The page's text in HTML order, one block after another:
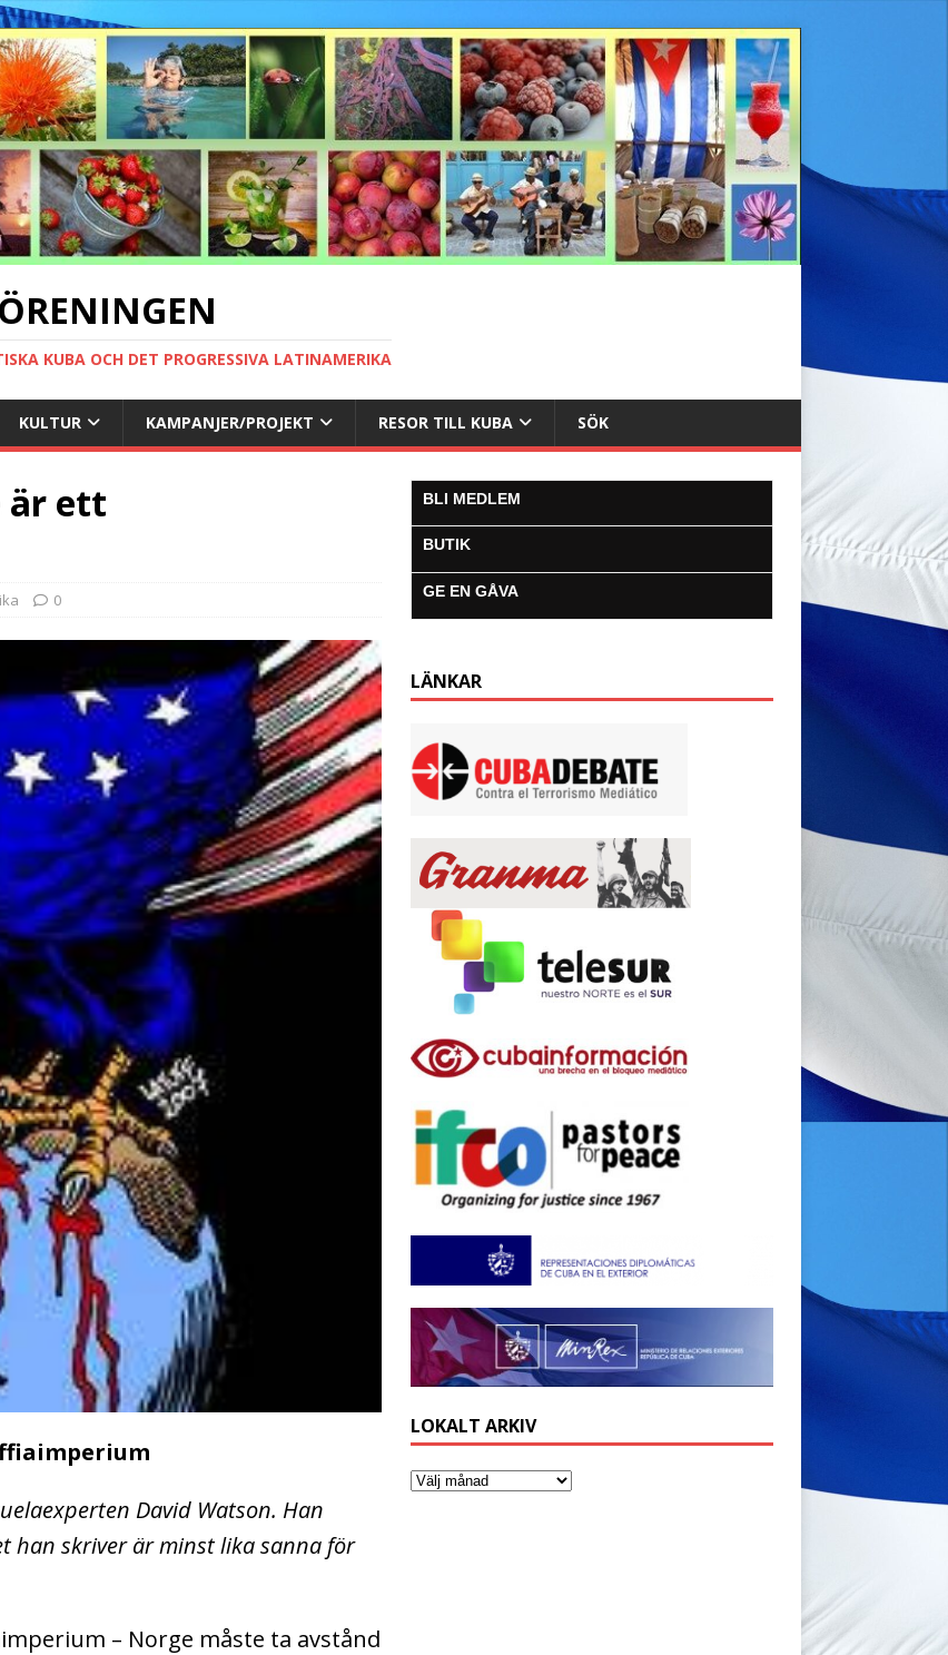
KUBA OCH DET PROGRESSIVA LATINAMERIKA
KULTUR KAMPANJER/PROJEKT RESOR TILL KUBA SÖK
är ett
0
David Watson. Han
han skriver är minst lika sanna för
– Norge måste ta avstånd
BLI MEDLEM
BUTIK
GE EN GÅVA
LÄNKAR
LOKALT ARKIV